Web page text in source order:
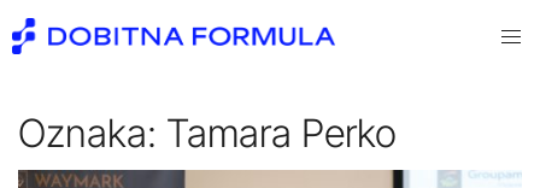
Skip
to
Oznaka: Tamara Perko